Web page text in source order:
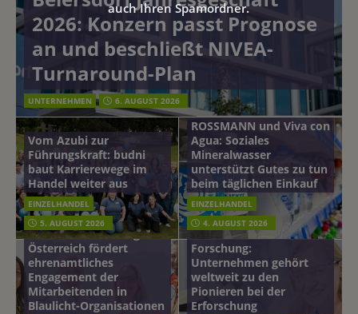
2026: Konzern passt Prognose
an und beschließt NIVEA-
Turnaround-Plan
UNTERNEHMEN 6. AUGUST 2026
Vom Azubi zur
Führungskraft: budni
baut Karrierewege im
Handel weiter aus
EINZELHANDEL
5. AUGUST 2026
ROSSMANN und Viva con
Agua: Soziales
Mineralwasser
unterstützt Gutes zu tun
beim täglichen Einkauf
EINZELHANDEL
4. AUGUST 2026
mehr vom leben tag: dm
Österreich fördert
ehrenamtliches
Engagement der
Mitarbeitenden in
Blaulicht-Organisationen
Beiersdorf
Hautmikrobiom-
Forschung:
Unternehmen gehört
weltweit zu den
Pionieren bei der
Erforschung
auch Ihren Spamordner.